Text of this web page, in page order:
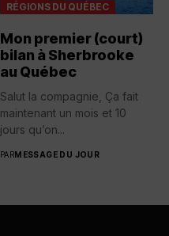
RÉGIONS DU QUÉBEC
Mon premier (court)
bilan à Sherbrooke
au Québec
Salut la compagnie, Ça fait
maintenant un mois et 10
jours qu’on...
PARMESSAGE DU JOUR